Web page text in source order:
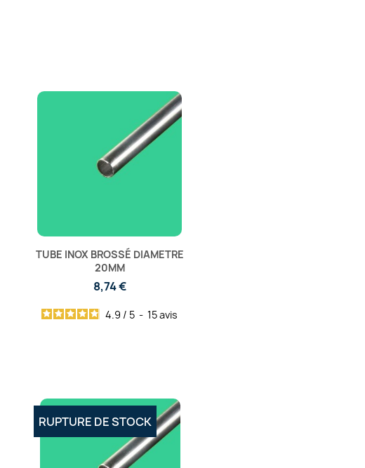
TUBE INOX BROSSÉ DIAMETRE
20MM
8,74 €
4.9 / 5 - 15avis
RUPTURE DE STOCK